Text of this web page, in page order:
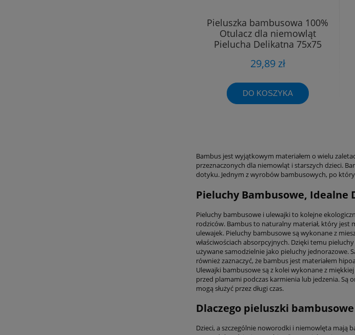
Pieluszka bambusowa 100%
Otulacz dla niemowląt
Pielucha Delikatna 75x75
29,89 zł
DO KOSZYKA
Bambus jest wyjątkowym materiałem o wielu
przeznaczonych dla niemowląt i starszych dzieci.
dotyku. Jednym z wyrobów bambusowych, po który
Pieluchy Bambusowe, Idealne
Pieluchy bambusowe i ulewajki to kolejne
rodziców. Bambus to naturalny materiał, który jest
ulewajek. Pieluchy bambusowe są wykonane z
właściwościach absorpcyjnych. Dzięki temu
używane samodzielnie jako pieluchy jednorazowe.
również zaznaczyć, że bambus jest materiałem
Ulewajki bambusowe są z kolei wykonane z
przed plamami podczas karmienia lub jedzenia. Są
mogą służyć przez długi czas.
Dlaczego pieluszki
Dzieci, a szczególnie noworodki i niemowlęta mają